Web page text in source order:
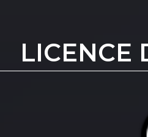
LICENCE